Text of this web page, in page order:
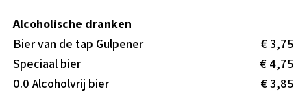
Alcoholische dranken
Bier van de tap Gulpener
€ 3,75
Speciaal bier
€ 4,75
0.0 Alcoholvrij bier
€ 3,85